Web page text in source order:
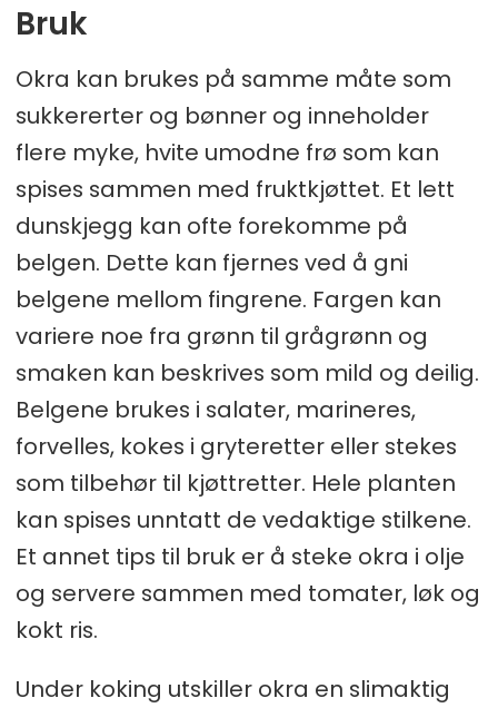
Bruk
Okra kan brukes på samme måte som
sukkererter og bønner og inneholder
flere myke, hvite umodne frø som kan
spises sammen med fruktkjøttet. Et lett
dunskjegg kan ofte forekomme på
belgen. Dette kan fjernes ved å gni
belgene mellom fingrene. Fargen kan
variere noe fra grønn til grågrønn og
smaken kan beskrives som mild og deilig.
Belgene brukes i salater, marineres,
forvelles, kokes i gryteretter eller stekes
som tilbehør til kjøttretter. Hele planten
kan spises unntatt de vedaktige stilkene.
Et annet tips til bruk er å steke okra i olje
og servere sammen med tomater, løk og
kokt ris.
Under koking utskiller okra en slimaktig